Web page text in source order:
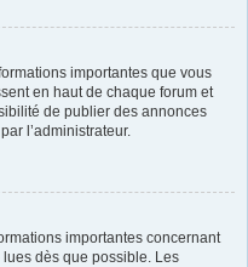
importantes que vous
en haut de chaque forum et
de publier des annonces
l’administrateur.
importantes concernant
dès que possible. Les